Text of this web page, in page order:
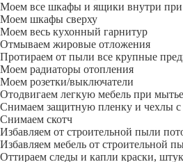
Моем все шкафы и ящики внутри при
Моем шкафы сверху
Моем весь кухонный гарнитур
Отмываем жировые отложения
Протираем от пыли все крупные
Моем радиаторы отопления
Моем розетки/выключатели
Отодвигаем легкую мебель при
Снимаем защитную пленку и чехлы с
Снимаем скотч
Избавляем от строительной пыли
Избавляем мебель от строительной
Оттираем следы и капли краски,